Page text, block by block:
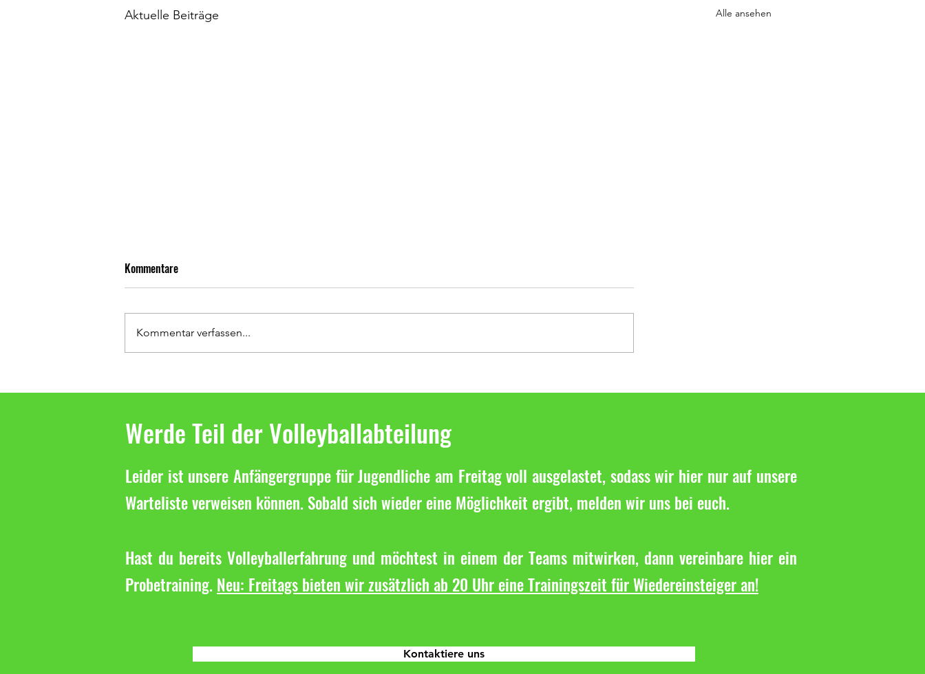
Aktuelle Beiträge Alle ansehen
Regionsligameister!
Bezirksklasse
Kommentare
Kommentar verfassen...
Werde Teil der Volleyballabteilung
Leider ist unsere Anfängergruppe für Jugendliche am Freitag voll ausgelastet, sodass wir hier nur auf unsere
Warteliste verweisen können. Sobald sich wieder eine Möglichkeit ergibt, melden wir uns bei euch.
Hast du bereits Volleyballerfahrung und möchtest in einem der Teams mitwirken, dann vereinbare hier ein
Probetraining. Neu: Freitags bieten wir zusätzlich ab 20 Uhr eine Trainingszeit für Wiedereinsteiger an!
Kontaktiere uns